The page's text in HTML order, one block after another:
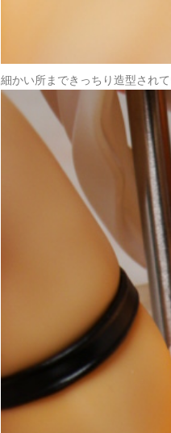
細かい所まできっちり造型されて